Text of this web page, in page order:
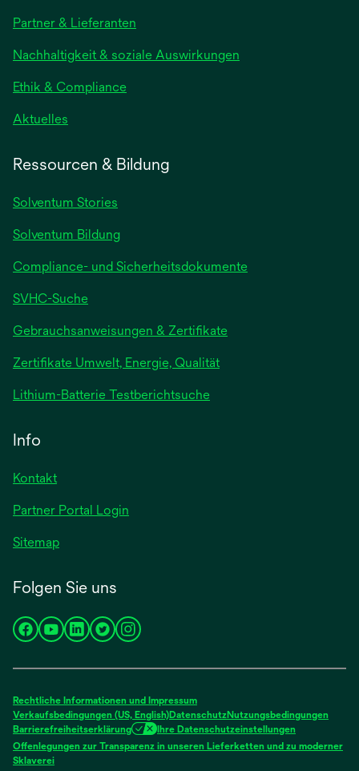
Partner & Lieferanten
Nachhaltigkeit & soziale Auswirkungen
Ethik & Compliance
Aktuelles
Ressourcen & Bildung
Solventum Stories
Solventum Bildung
Compliance- und Sicherheitsdokumente
SVHC-Suche
Gebrauchsanweisungen & Zertifikatewird
Zertifikate Umwelt, Energie, Qualität
Lithium-Batterie Testberichtsuchewird
Info
Kontakt
Partner Portal Login
Sitemap
Folgen Sie uns
wird
neuen
Registerkarte
geöffnet
wird
neuen
Registerkarte
geöffnet
wird
neuen
Registerkarte
geöffnet
wird
neuen
Registerkarte
geöffnet
wird
neuen
Registerkarte
geöffnet
Rechtliche Informationen und Impressum
Verkaufsbedingungen (US, English)DatenschutzNutzungsbedingungen
Barrierefreiheitserklärung
Ihre Datenschutzeinstellungen
Offenlegungen zur Transparenz in unseren Lieferketten und zu moderner
Sklavereiwird